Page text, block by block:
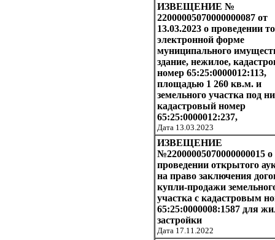
ИЗВЕЩЕНИЕ №
22000005070000000087 от
13.03.2023 о проведении
электронной форме
муниципального
здание, нежилое,
номер 65:25:0000012:113,
площадью 1 260 кв.м. и
земельного участка под
кадастровый номер
65:25:0000012:237,
Дата 13.03.2023
ИЗВЕЩЕНИЕ
№22000005070000000015 о
проведении открытого
на право заключения
купли-продажи
участка с кадастровым
65:25:0000008:1587 для
застройки
Дата 17.11.2022